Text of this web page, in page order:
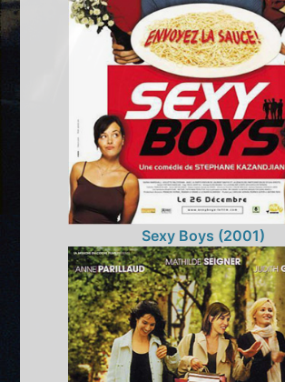
Sexy Boys (2001)